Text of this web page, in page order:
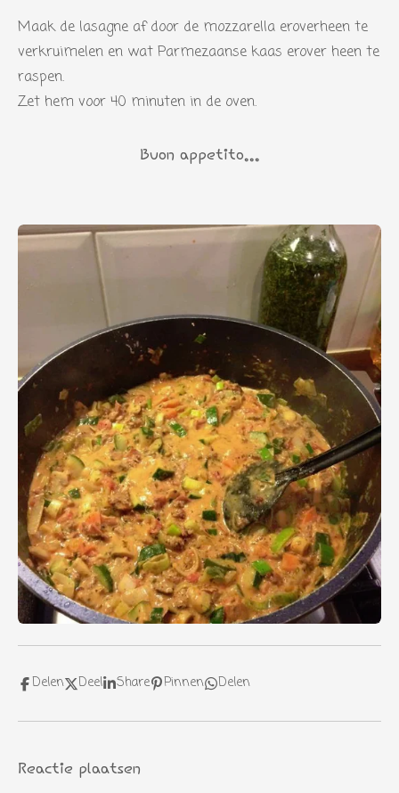
Maak de lasagne af door de mozzarella eroverheen te
verkruimelen en wat Parmezaanse kaas erover heen te
raspen.
Zet hem voor 40 minuten in de oven.
Buon appetito...
Delen Deel Share Pinnen Delen
Reactie plaatsen